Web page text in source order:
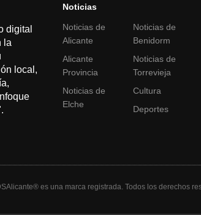
digital
la
local,
Noticias
Noticias de
Alicante
Alicante
Provincia
Noticias de
Elche
Noticias de
Benidorm
Noticias de
Torrevieja
Cultura
Deportes
es una marca registrada. Todos los derechos